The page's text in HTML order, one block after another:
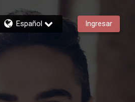
Español Ingresar